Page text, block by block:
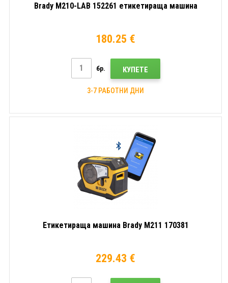
Brady M210-LAB 152261 етикетираща машина
180.25 €
бр. КУПЕТЕ
3-7 РАБОТНИ ДНИ
Етикетираща машина Brady M211 170381
229.43 €